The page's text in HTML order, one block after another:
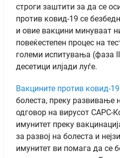
строги заштити за да се
против ковид-19 се
и овие вакцини минуваат
повеќестепен процес на
големи испитувања (фаза
десетици илјади луѓе.
Вакцините против ковид-19
болеста, преку развивање
одговор на вирусот САРС-
имунитет преку
за развој на болеста и
имунитет ви помага да се